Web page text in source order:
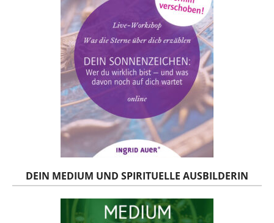
DEIN MEDIUM UND SPIRITUELLE AUSBILDERIN